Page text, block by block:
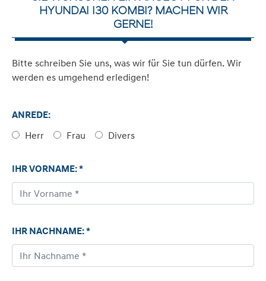
HYUNDAI I30 KOMBI? MACHEN WIR
GERNE!
Bitte schreiben Sie uns, was wir für Sie tun dürfen. Wir
werden es umgehend erledigen!
ANREDE:
Herr
Frau Divers
IHR VORNAME: *
IHR NACHNAME: *